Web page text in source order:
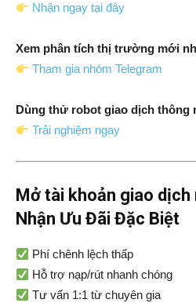
Nhận ngay tại đây
Xem phân tích thị trường mới
Tham gia nhóm Telegram
Dùng thử robot giao dịch thông
Trải nghiệm ngay
Mở tài khoản giao dịch
Nhận Ưu Đãi Đặc Biệt
Phí chênh lệch thấp
Hỗ trợ nạp/rút nhanh chóng
Tư vấn 1:1 từ chuyên gia